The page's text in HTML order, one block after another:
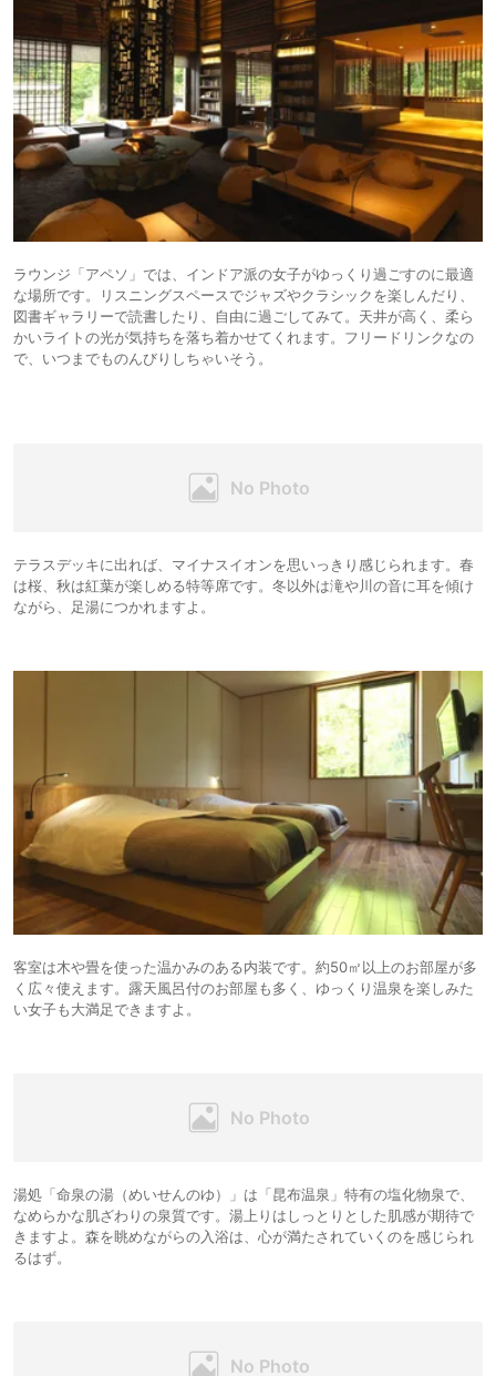
ラウンジ「アペソ」では、インドア派の女子がゆっくり過ごすのに最適
な場所です。リスニングスペースでジャズやクラシックを楽しんだり、
図書ギャラリーで読書したり、自由に過ごしてみて。天井が高く、柔ら
かいライトの光が気持ちを落ち着かせてくれます。フリードリンクなの
で、いつまでものんびりしちゃいそう。
テラスデッキに出れば、マイナスイオンを思いっきり感じられます。春
は桜、秋は紅葉が楽しめる特等席です。冬以外は滝や川の音に耳を傾け
ながら、足湯につかれますよ。
客室は木や畳を使った温かみのある内装です。約50㎡以上のお部屋が多
く広々使えます。露天風呂付のお部屋も多く、ゆっくり温泉を楽しみた
い女子も大満足できますよ。
湯処「命泉の湯（めいせんのゆ）」は「昆布温泉」特有の塩化物泉で、
なめらかな肌ざわりの泉質です。湯上りはしっとりとした肌感が期待で
きますよ。森を眺めながらの入浴は、心が満たされていくのを感じられ
るはず。